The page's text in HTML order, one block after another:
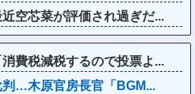
空芯菜が評価され過ぎだ...
費税減税するので投票よ...
…木原官房長官「BGM...